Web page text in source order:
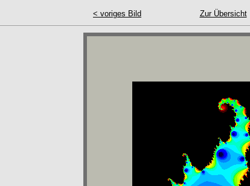
< voriges Bild Zur Übersicht